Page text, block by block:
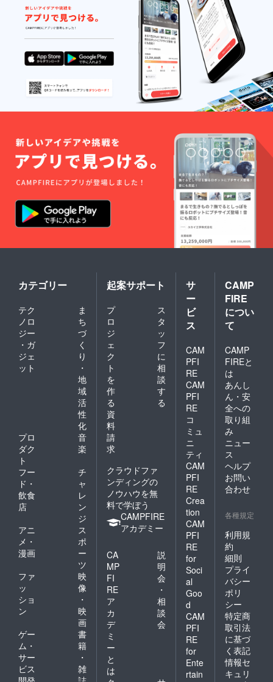
カテゴリー
テク
ノロ
ジー
・ガ
ジェ
ット
ま
ち
づ
く
り
・
地
域
活
性
化
プロ
ダク
ト
音
楽
フー
ド・
飲食
店
チ
ャ
レ
ン
ジ
アニ
メ・
漫画
ス
ポ
ー
ツ
ファ
ッ
ショ
ン
映
像
・
映
画
ゲー
ム・
サー
ビス
書
籍
・
雑
起案サポート
プ
ロ
ジ
ェ
ク
ト
を
作
る
ス
タ
ッ
フ
に
相
談
す
る
資
料
請
求
クラウドファ
ンディングの
ノウハウを無
料で学ぼう
CAMPFIRE
アカデミー
CA
MP
FI
RE
ア
カ
デ
ミ
ー
と
は
説
明
会
・
相
談
会
サ
ー
ビ
ス
CAM
PFI
RE
CAM
PFI
RE
コ
ミュ
ニ
ティ
CAM
PFI
RE
Crea
tion
CAM
PFI
RE
for
Soci
al
Goo
d
CAM
PFI
RE
for
Ente
rtain
CAMP
FIRE
につい
て
CAMP
FIREと
は
あんし
ん・安
全への
取り組
み
ニュー
ス
ヘルプ
お問い
合わせ
各種規定
利用規
約
細則
プライ
バシー
ポリ
シー
特定商
取引法
に基づ
く表記
情報セ
キュリ